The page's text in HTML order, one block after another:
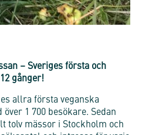
– Sveriges första och
gånger!
allra första veganska
1 700 besökare. Sedan
tolv mässor i Stockholm och